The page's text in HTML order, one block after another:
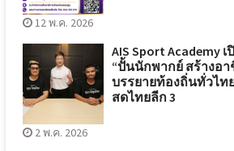
12 พ.ค. 2026
AIS Sport Academy
“ปั้นนักพากย์ สร้างอา
บรรยายท้องถิ่นทั่วไท
สดไทยลีก 3
2 พ.ค. 2026